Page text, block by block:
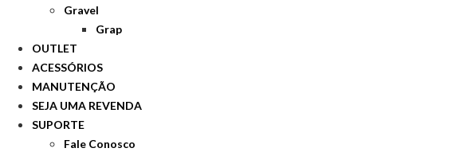
Gravel
Grap
OUTLET
ACESSÓRIOS
MANUTENÇÃO
SEJA UMA REVENDA
SUPORTE
Fale Conosco